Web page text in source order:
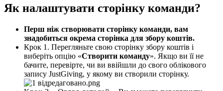
Як налаштувати сторінку команди?
Перш ніж створювати сторінку команди, вам
знадобиться окрема сторінка для збору коштів.
Крок 1. Перегляньте свою сторінку збору коштів і
виберіть опцію «Створити команду». Якщо ви її не
бачите, перевірте, чи ви ввійшли до свого облікового
запису JustGiving, у якому ви створили сторінку.